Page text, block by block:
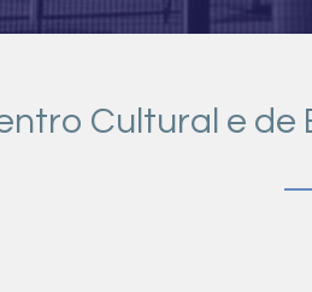
Cultural e de